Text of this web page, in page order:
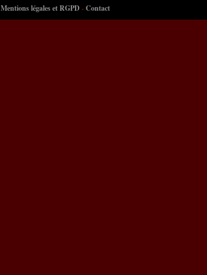
Mentions légales et RGPD-Contact